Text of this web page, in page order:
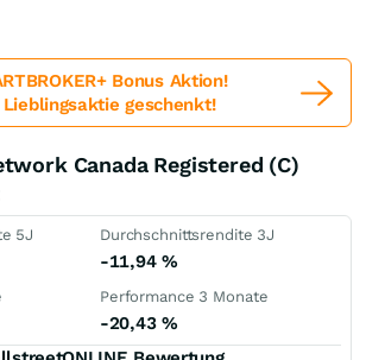
Bonus Aktion!
geschenkt!
Canada Registered (C)
5J Durchschnittsrendite 3J
-11,94 %
Performance 3 Monate
-20,43 %